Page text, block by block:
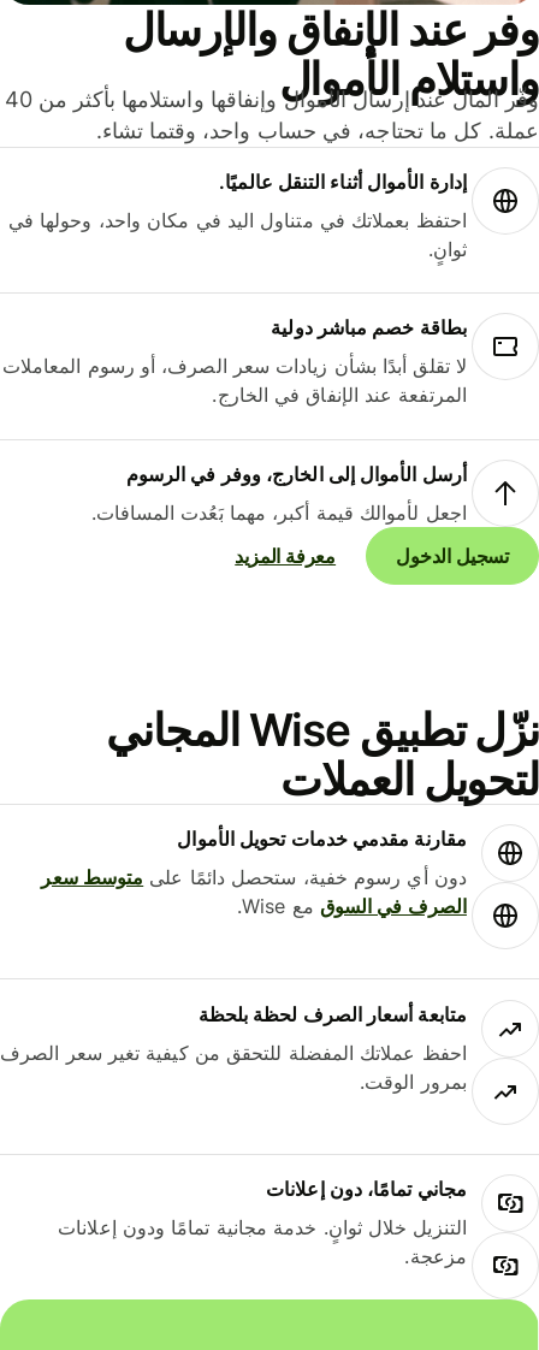
عند الإنفاق والإرسال
الأموال
وفّر المال عند إرسال الأموال وإنفاقها واستلامها بأكثر من 40
كل ما تحتاجه، في حساب واحد، وقتما تشاء.
إدارة الأموال أثناء التنقل عالميًا.
احتفظ بعملاتك في متناول اليد في مكان واحد، وحولها في
ثوانٍ.
بطاقة خصم مباشر دولية
لا تقلق أبدًا بشأن زيادات سعر الصرف، أو رسوم المعاملات
المرتفعة عند الإنفاق في الخارج.
أرسل الأموال إلى الخارج، ووفر في الرسوم
اجعل لأموالك قيمة أكبر، مهما بَعُدت المسافات.
تسجيل الدخول
معرفة المزيد
نزّل تطبيق Wise المجاني
العملات
مقارنة مقدمي خدمات تحويل الأموال
دون أي رسوم خفية، ستحصل دائمًا علىمتوسط ​​سعر
الصرف في السوقمع Wise.
متابعة أسعار الصرف لحظة بلحظة
احفظ عملاتك المفضلة للتحقق من كيفية تغير سعر الصرف
بمرور الوقت.
مجاني تمامًا، دون إعلانات
التنزيل خلال ثوانٍ. خدمة مجانية تمامًا ودون إعلانات
مزعجة.